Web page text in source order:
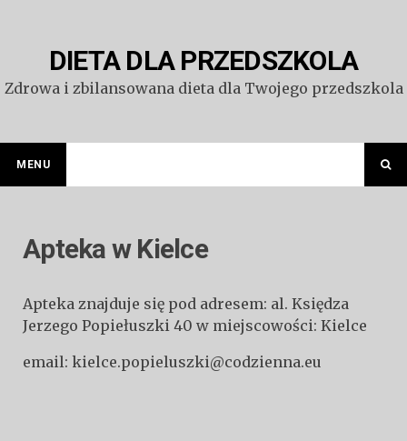
DIETA DLA PRZEDSZKOLA
Zdrowa i zbilansowana dieta dla Twojego przedszkola
MENU
Apteka w Kielce
Apteka znajduje się pod adresem: al. Księdza
Jerzego Popiełuszki 40 w miejscowości: Kielce
email: kielce.popieluszki@codzienna.eu